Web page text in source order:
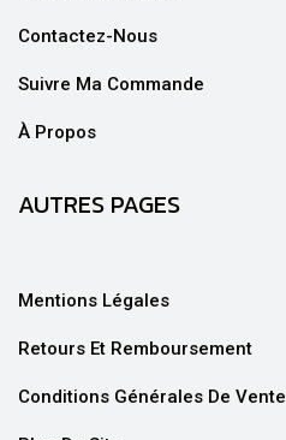
Contactez-Nous
Suivre Ma Commande
À Propos
AUTRES PAGES
Mentions Légales
Retours Et Remboursement
Conditions Générales De Vente